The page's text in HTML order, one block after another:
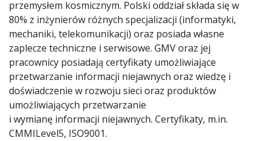
przemysłem kosmicznym. Polski oddział składa się w
80% z inżynierów różnych specjalizacji (informatyki,
mechaniki, telekomunikacji) oraz posiada własne
zaplecze techniczne i serwisowe. GMV oraz jej
pracownicy posiadają certyfikaty umożliwiające
przetwarzanie informacji niejawnych oraz wiedzę i
doświadczenie w rozwoju sieci oraz produktów
umożliwiających przetwarzanie
i wymianę informacji niejawnych. Certyfikaty, m.in.
CMMILevel5, ISO9001.